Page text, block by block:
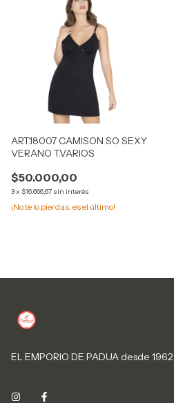
ART.18007 CAMISON SO SEXY
VERANO T.VARIOS
$50.000,00
3x $16.666,67 sin interés
¡No te lo pierdas, es el último!
EL EMPORIO DE PADUA desde 1962